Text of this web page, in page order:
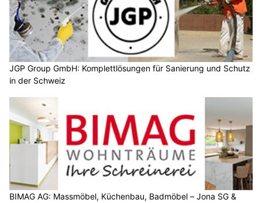
JGP Group GmbH: Komplettlösungen für Sanierung und Schutz
in der Schweiz
BIMAG AG: Massmöbel, Küchenbau, Badmöbel – Jona SG &